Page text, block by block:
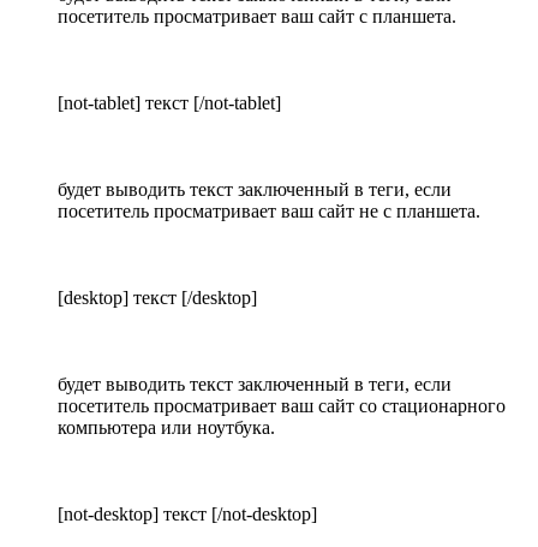
посетитель просматривает ваш сайт с планшета.
[not-tablet] текст [/not-tablet]
будет выводить текст заключенный в теги, если
посетитель просматривает ваш сайт не с планшета.
[desktop] текст [/desktop]
будет выводить текст заключенный в теги, если
посетитель просматривает ваш сайт со стационарного
компьютера или ноутбука.
[not-desktop] текст [/not-desktop]